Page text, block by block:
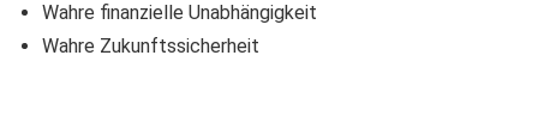
Wahre finanzielle Unabhängigkeit
Wahre Zukunftssicherheit